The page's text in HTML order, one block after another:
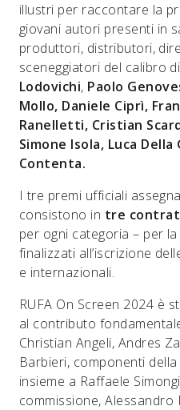
illustri per raccontare la
giovani autori presenti in
produttori, distributori,
sceneggiatori del calibro di
Lodovichi, Paolo
Mollo, Daniele Ciprì,
Ranelletti, Cristian
Simone Isola, Luca
Contenta.
I tre premi ufficiali
consistono in tre
per ogni categoria – per
finalizzati all’iscrizione
e internazionali.
RUFA On Screen 2024 è
al contributo
Christian Angeli, Andres
Barbieri, componenti
insieme a Raffaele
commissione, Alessandro